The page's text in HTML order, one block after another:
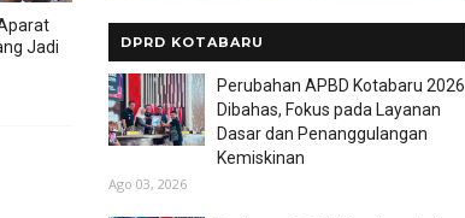
Jadi
DPRD KOTABARU
Perubahan APBD Kotabaru 2026
Dibahas, Fokus pada Layanan
Dasar dan Penanggulangan
Kemiskinan
Ago 03, 2026